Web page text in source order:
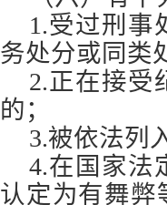
1.受过刑事
务处分或同类
2.正在接受
的；
3.被依法列
4.在国家法
认定为有舞弊